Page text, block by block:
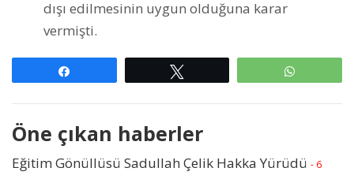
dışı edilmesinin uygun olduğuna karar
vermişti.
Öne çıkan haberler
Eğitim Gönüllüsü Sadullah Çelik Hakka Yürüdü - 6